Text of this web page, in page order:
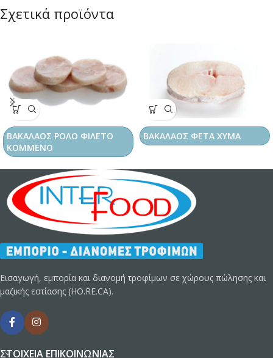
Σχετικά προϊόντα
ΒΑΚΑΛΑΟΣ ΡΟΛΟ ΦΙΛΕΤΟ
ΚΟΜΜΕΝΟ
ΒΑΚΑΛΑΟΣ ΦΕΤΑ ΧΥΜΑ
Εισαγωγή, εμπορία και διανομή τροφίμων σε χώρους πώλησης και
μαζικής εστίασης (HO.RE.CA).
ΣΤΟΙΧΕΊΑ ΕΠΙΚΟΙΝΩΝΊΑΣ